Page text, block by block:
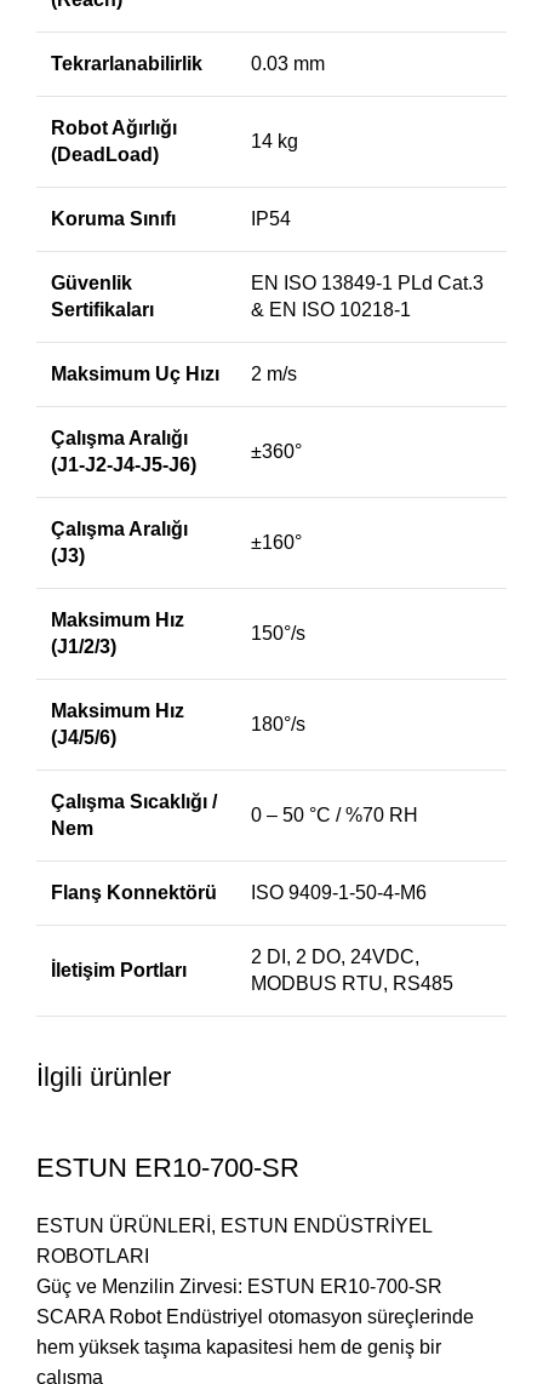
Tekrarlanabilirlik 0.03 mm
Robot Ağırlığı
(DeadLoad)
14 kg
Koruma Sınıfı IP54
Güvenlik
Sertifikaları
EN ISO 13849-1 PLd Cat.3
& EN ISO 10218-1
Maksimum Uç Hızı 2 m/s
Çalışma Aralığı
(J1-J2-J4-J5-J6)
±360°
Çalışma Aralığı
(J3)
±160°
Maksimum Hız
(J1/2/3)
150°/s
Maksimum Hız
(J4/5/6)
180°/s
Çalışma Sıcaklığı /
Nem
0 – 50 °C / %70 RH
Flanş Konnektörü ISO 9409-1-50-4-M6
İletişim Portları
2 DI, 2 DO, 24VDC,
MODBUS RTU, RS485
İlgili ürünler
ESTUN ER10-700-SR
ESTUN ÜRÜNLERİ , ESTUN ENDÜSTRİYEL
ROBOTLARI
Güç ve Menzilin Zirvesi: ESTUN ER10-700-SR
SCARA Robot Endüstriyel otomasyon süreçlerinde
hem yüksek taşıma kapasitesi hem de geniş bir
çalışma